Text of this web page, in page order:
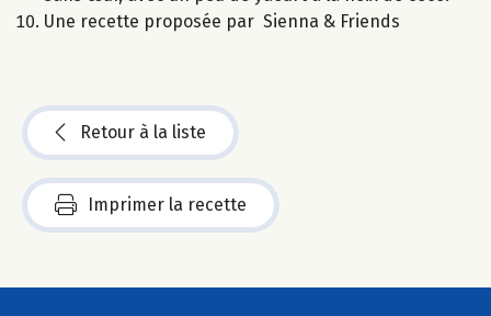
Une recette proposée par Sienna & Friends
Retour à la liste
Imprimer la recette